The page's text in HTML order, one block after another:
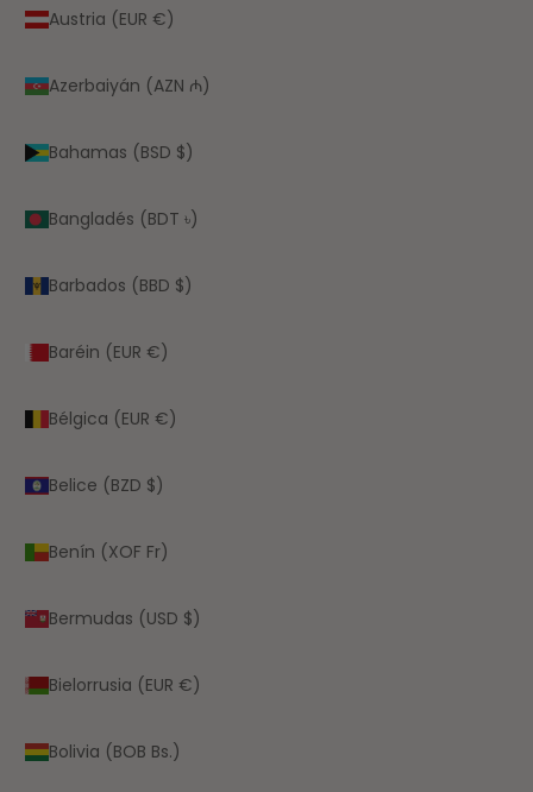
Austria (EUR €)
Azerbaiyán (AZN ₼)
Bahamas (BSD $)
Bangladés (BDT ৳)
Barbados (BBD $)
Baréin (EUR €)
Bélgica (EUR €)
Belice (BZD $)
Benín (XOF Fr)
Bermudas (USD $)
Bielorrusia (EUR €)
Bolivia (BOB Bs.)